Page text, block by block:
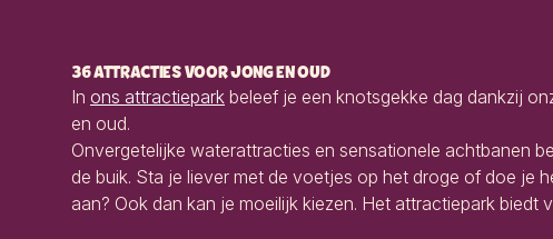
36 ATTRACTIES VOOR JONG EN OUD
In ons attractiepark beleef je een knotsgekke dag dankzij
en oud.
Onvergetelijke waterattracties en sensationele achtbanen
de buik. Sta je liever met de voetjes op het droge of doe je
aan? Ook dan kan je moeilijk kiezen. Het attractiepark biedt